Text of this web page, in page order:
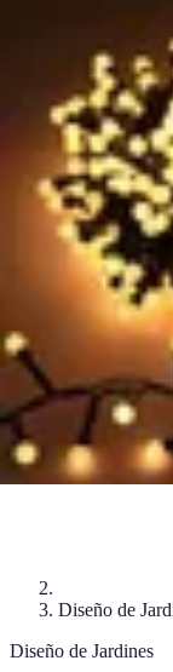
Tutoriales
Flora y Jardín
Diseño de
Diseño de Jardines